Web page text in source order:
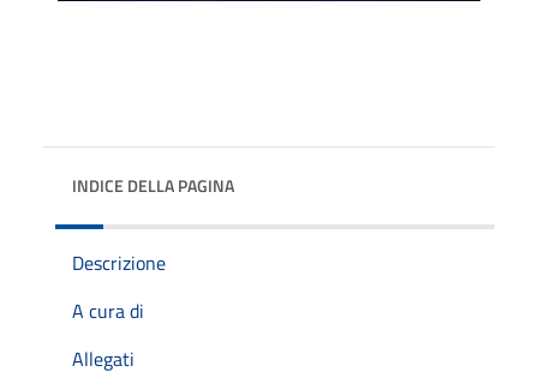
INDICE DELLA PAGINA
Descrizione
A cura di
Allegati